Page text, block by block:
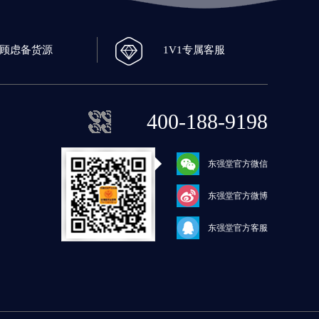
虑备货源 1V1专属客服
400-188-9198
东强堂官方微信
东强堂官方微博
东强堂官方客服